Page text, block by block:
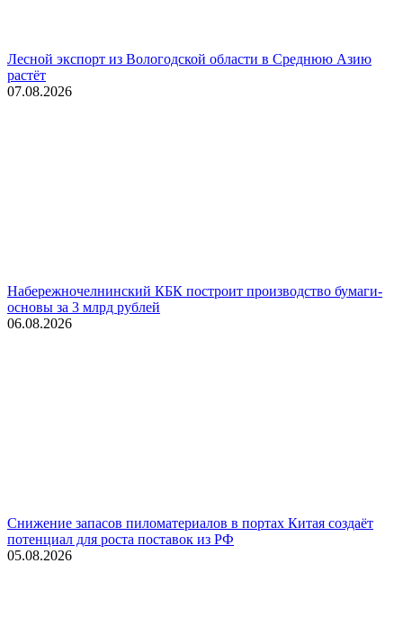
Лесной экспорт из Вологодской области в Среднюю Азию
растёт
07.08.2026
Набережночелнинский КБК построит производство бумаги-
основы за 3 млрд рублей
06.08.2026
Снижение запасов пиломатериалов в портах Китая создаёт
потенциал для роста поставок из РФ
05.08.2026